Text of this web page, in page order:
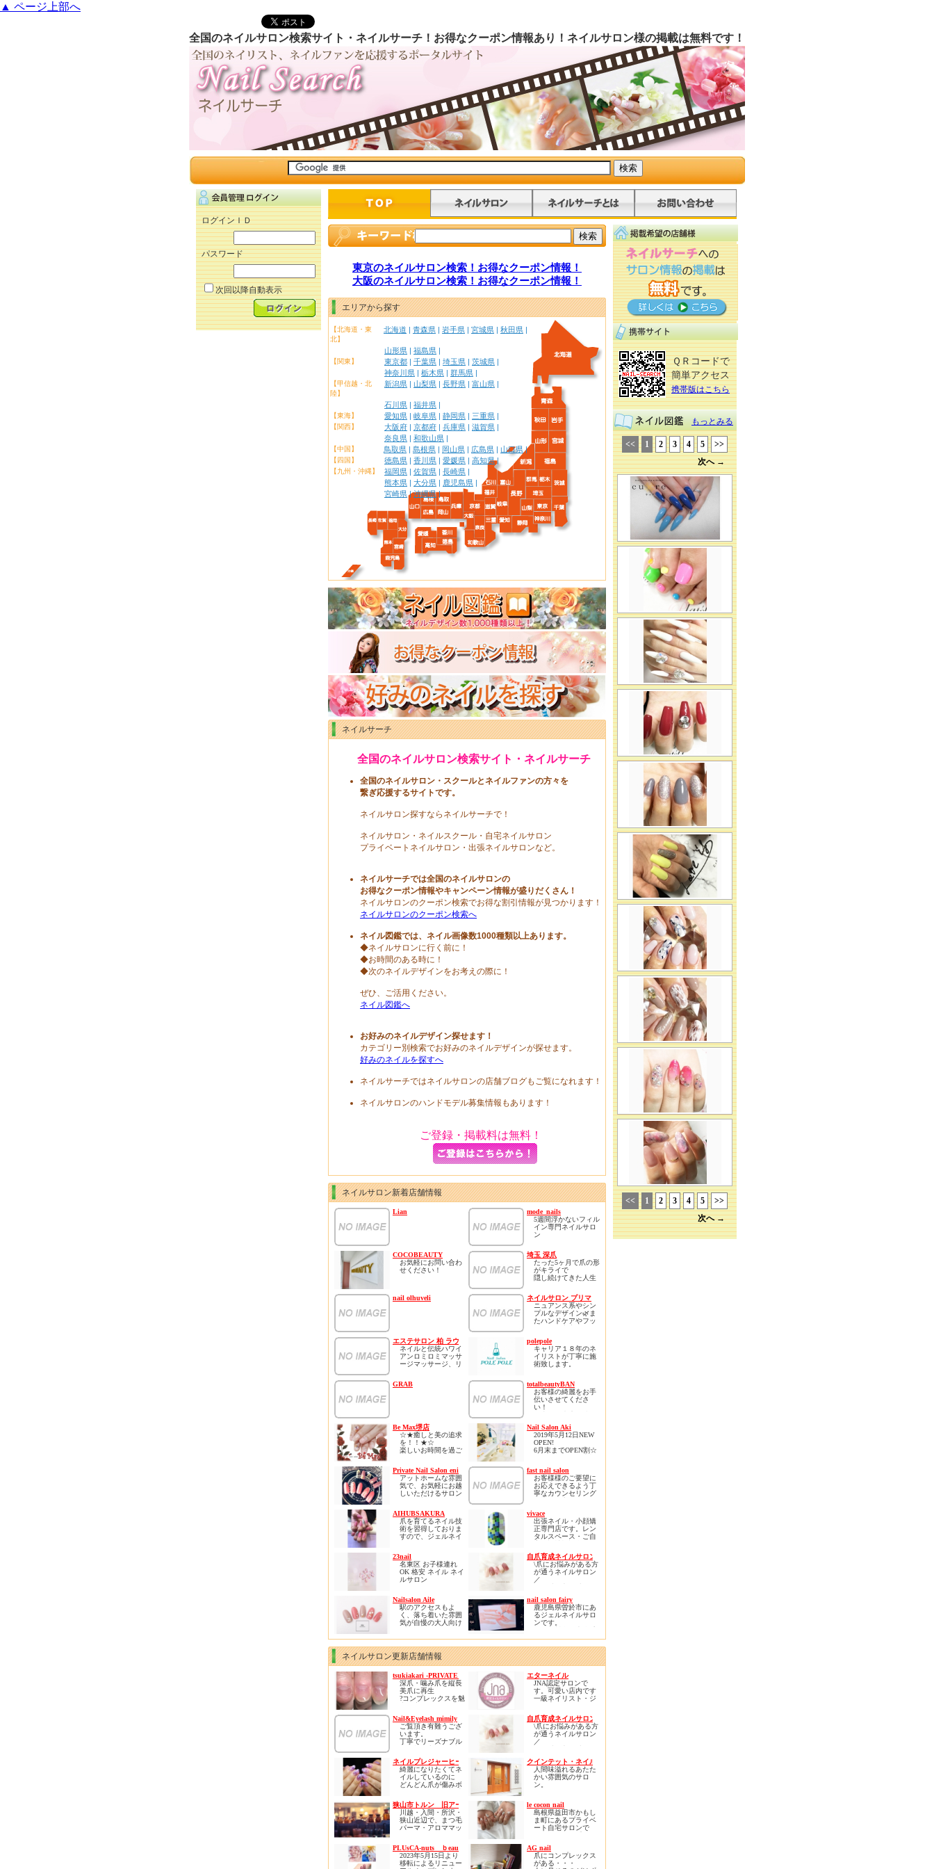
▲ ページ上部へ
全国のネイルサロン検索サイト・ネイルサーチ！お得なクーポン情報あり！ネイルサロン様の掲載は無料です！
ログインＩＤ
パスワード
次回以降自動表示
東京のネイルサロン検索！お得なクーポン情報！
大阪のネイルサロン検索！お得なクーポン情報！
エリアから探す
【北海道・東
北】
北海道 | 青森県 | 岩手県 | 宮城県 | 秋田県 |
山形県 | 福島県 |
【関東】 東京都 | 千葉県 | 埼玉県 | 茨城県 |
神奈川県 | 栃木県 | 群馬県 |
【甲信越・北
陸】
新潟県 | 山梨県 | 長野県 | 富山県 |
石川県 | 福井県 |
【東海】 愛知県 | 岐阜県 | 静岡県 | 三重県 |
【関西】 大阪府 | 京都府 | 兵庫県 | 滋賀県 |
奈良県 | 和歌山県 |
【中国】 鳥取県 | 島根県 | 岡山県 | 広島県 | 山口県|
【四国】 徳島県 | 香川県 | 愛媛県 | 高知県|
【九州・沖縄】 福岡県 | 佐賀県 | 長崎県 |
熊本県 | 大分県 | 鹿児島県 |
宮崎県|沖縄県|
ネイルサーチ
全国のネイルサロン検索サイト・ネイルサーチ
全国のネイルサロン・スクールとネイルファンの方々を
繋ぎ応援するサイトです。
ネイルサロン探すならネイルサーチで！
ネイルサロン・ネイルスクール・自宅ネイルサロン
プライベートネイルサロン・出張ネイルサロンなど。
ネイルサーチでは全国のネイルサロンの
お得なクーポン情報やキャンペーン情報が盛りだくさん！
ネイルサロンのクーポン検索でお得な割引情報が見つかります！
ネイルサロンのクーポン検索へ
ネイル図鑑では、ネイル画像数1000種類以上あります。
◆ネイルサロンに行く前に！
◆お時間のある時に！
◆次のネイルデザインをお考えの際に！
ぜひ、ご活用ください。
ネイル図鑑へ
お好みのネイルデザイン探せます！
カテゴリー別検索でお好みのネイルデザインが探せます。
好みのネイルを探すへ
ネイルサーチではネイルサロンの店舗ブログもご覧になれます！
ネイルサロンのハンドモデル募集情報もあります！
ご登録・掲載料は無料！
ネイルサロン新着店舗情報
Lian
mode_nails
5週間浮かないフィル
イン専門ネイルサロ
ン
✧あなたの爪を痛
む・薄くなるから解
放します
✧縦長爪美爪に育て
ます
完備でお子様も安心
COCOBEAUTY
お気軽にお問い合わ
せください！
ます！
埼玉 深爪
たった5ヶ月で爪の形
がキライで
隠し続けてきた人生
見せずにはいられな
い程
美しい指先に生まれ
変わるサロン
nail olhuveli
ネイルサロン プリマ
ニュアンス系やシン
プルなデザイン🌿ま
たハンドケアやフッ
に合ったお手入れを
ご提案させて頂きま
す❤️完全個室の
privateな空間でゆっ
い♩
▫︎駐車場1台有り🚗
お車、自転車、バイ
ク等でお越しの場合
駐車場ご案内します
のでお教えくださ
い。
長さ出し 1本/\500
（5本〜/\200）
補強 1本/\300
ハードジェルオフ コ
ースに＋\1500
\200/1個
ストーン埋め尽くし
\500/1本
パーツ類 \100〜/1個
3Dアート \500〜/1個
\1000 （お湯を使っ
た甘皮ケア）
＊オプションご希望
予約時間を確保する
為事前にご連絡をお
願い致します。
エステサロン 柏 ラウレアオハナ
ネイルと伝統ハワイ
アンロミロミマッサ
ージマッサージ、リ
ウレアオハナ」
さい
ストレス社会に生き
ているあなた リゾ
ートサロンで贅沢な
時間を心ゆくまでご
何度でも通いたくな
るようなリゾートサ
ロン、、、
「通えるリゾート」
高技術をご提供いた
します。
待合とネイルスペー
スはハワイ空間、個
はバリ空間に仕上げ
ております。
リニューアルオープ
ンをし、さらに広
く、居心地の良い空
柏の他にはない特別
な空間で是非、日ご
ろのストレス社会か
ら癒されにいらして
polepole
キャリア１８年のネ
イリストが丁寧に施
術致します。
ンにも対応。
ヘアサロン併設なの
で同時にヘアメニュ
ーもご利用いただけ
GRAB
totalbeautyBAN
お客様の綺麗をお手
伝いさせてくださ
い！
Be Max堺店
☆★癒しと美の追求
を！！★☆
楽しいお時間を過ご
スカルプ・ジェルネ
イル・マツエク
ご予約承っておりま
す(^^)/
まずはお気軽にお問
い合わせください
☆♪(^_-)-☆
たくさんのお電話、
心よりおまちしてお
ります( *´艸｀)
Nail Salon Aki
2019年5月12日NEW
OPEN!
6月末までOPEN割☆
ご予約はお電話、
Nail book（オンライ
ン予約）で承ってお
ります。
Private Nail Salon enishi
アットホームな雰囲
気で、お気軽にお越
しいただけるサロン
着いて施術を受けら
るサロンとなってお
ります。
オープンは6月1日を
ネイリスト歴10年、
有資格者ですので安
心して何でもご相談
ください。
皆様のご来店、心よ
おります。
fast nail salon
お客様様のご要望に
お応えできるよう丁
寧なカウンセリング
す。小さなお子様連
れの方もご安心下さ
い(^ ^)
AIHUBSAKURA
爪を育てるネイル技
術を習得しておりま
すので、ジェルネイ
客様是非1度ご来店く
ださい
vivace
出張ネイル・小顔矯
正専門店です。レン
タルスペース・ご自
能です。ネイルケア
2980円〜受け賜わり
ます。本店はネイル
施術にAI搭載技術を
導入し繊細なデザイ
す。是非最先端のネ
イルアートをお楽し
み下さい。
23nail
名東区 お子様連れ
OK 格安 ネイル ネイ
ルサロン
※駐車場あり！
ご新規様に限り1000
円オフとなります。
自爪育成ネイルサロン くろねこネイル 手稲
\爪にお悩みがある方
が通うネイルサロン
／
たい！
深爪、爪噛みとさよ
ならしたい！
自分の指先に自信を
自爪育成でお悩み解
消しませんか？
ジェルネイル育成、
ネイルケア育成、ア
クリル育成の三刀流
であなたにぴったり
の爪育方法をご提案
致します♪
Nailsalon Aile
駅のアクセスもよ
く、落ち着いた雰囲
気が自慢の大人向け
です✨
カラー選びやデザイ
ン、自爪の状態など
丁寧にカウンセリン
グさせていただきま
す😊
角質ケアではお客様
を緩和できるよう細
部までのケアでお客
様に喜ばれているメ
ニューです(*^^*)
きたいです✨
nail salon fairy
鹿児島県曽於市にあ
るジェルネイルサロ
ンです。
の施術も行なってお
ります。
自宅サロンですので
要予約でお願い致し
ます♪
ネイルサロン更新店舗情報
tsukiakari -PRIVATE NAIL-
深爪・噛み爪を縦長
美爪に再生
?コンプレックスを魅
?初回から見た目改善
?ネイルNGでも自爪
風仕上げが可能
?肌も再生力UPして
?実績5万件の【リプ
ロネイル??深爪矯
正】導入
エターネイル
JNA認定サロンで
す。可愛い店内です
一級ネイリスト・ジ
ト。衛生管理士が働
いておりますので安
心・安全です。お友
達お誘い合わせの上
ご来店お待ちしてお
ハーモニージュリッ
シュ優良サロンにも
認定されており、プ
レミアムエデュケー
ターも在籍しており
サロンにお気軽にお
問い合わせ下さい
Nail&Eyelash mimily
ご覧頂き有難うござ
います。
丁寧でリーズナブル
を頂いております！
リピーターも多くサ
ロン初心者でも安心
していらしていただ
けるアットホーム雰
自爪育成ネイルサロン くろねこネイル 手稲
\爪にお悩みがある方
が通うネイルサロン
／
たい！
深爪、爪噛みとさよ
ならしたい！
自分の指先に自信を
自爪育成でお悩み解
消しませんか？
ジェルネイル育成、
ネイルケア育成、ア
クリル育成の三刀流
の爪育方法をご提案
致します♪
ネイルプレジャーヒーリング
綺麗になりたくてネ
イルしているのに
どんどん爪が傷みボ
や、
自分らしさを出した
くてネイルをするの
に
みんなと同じ見本の
からしか選択肢がな
いなど、
大好きなネイルが嫌
クインテット・ネイル笹塚店
人間味溢れるあたた
かい雰囲気のサロ
ン。
つろいでいるような
癒し・日頃の疲れを
癒して頂ける空間。
ルの楽しさ、美しさ
を感じていただける
様に心がけていま
狭山市トルン 旧アートメイクキャンディ
川越・入間・所沢・
狭山近辺で、まつ毛
パーマ・アロママッ
健康のサロン、リラ
クゼーショントルン
旧アートメイクキャ
le cocon nail
島根県益田市かもし
ま町にあるプライベ
ート自宅サロンで
¨̮ 🫶🏻)お持ち込み画
像も大歓迎
可愛いけどどこか品
PLUsCA-nuts ｂeauty
2023年5月15日より
移転によるリニュー
AG nail
爪にコンプレックス
がある・・・
ＱＲコードで
簡単アクセス
携帯版はこちら
もっとみる
<< 1 2 3 4 5
>>
次へ →
<< 1 2 3 4 5
>>
次へ →